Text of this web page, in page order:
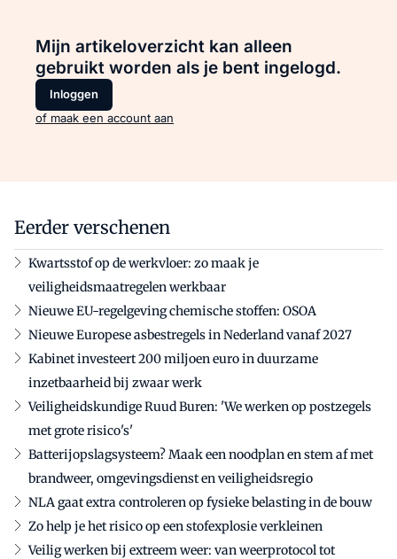
Mijn artikeloverzicht kan alleen
gebruikt worden als je bent ingelogd.
Inloggen
of maak een account aan
Eerder verschenen
Kwartsstof op de werkvloer: zo maak je
veiligheidsmaatregelen werkbaar
Nieuwe EU-regelgeving chemische stoffen: OSOA
Nieuwe Europese asbestregels in Nederland vanaf 2027
Kabinet investeert 200 miljoen euro in duurzame
inzetbaarheid bij zwaar werk
Veiligheidskundige Ruud Buren: 'We werken op postzegels
met grote risico's'
Batterijopslagsysteem? Maak een noodplan en stem af met
brandweer, omgevingsdienst en veiligheidsregio
NLA gaat extra controleren op fysieke belasting in de bouw
Zo help je het risico op een stofexplosie verkleinen
Veilig werken bij extreem weer: van weerprotocol tot